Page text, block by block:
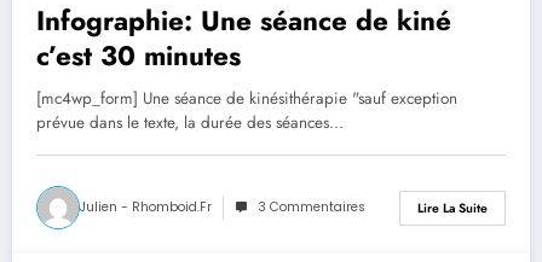
Infographie: Une séance de kiné
c’est 30 minutes
[mc4wp_form] Une séance de kinésithérapie "sauf exception
prévue dans le texte, la durée des séances…
Julien - Rhomboid.fr 3 Commentaires Lire La Suite